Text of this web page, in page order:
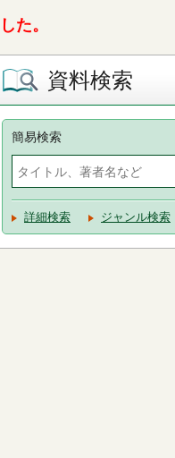
た。
資料検索
簡易検索
詳細検索 ジャンル検索